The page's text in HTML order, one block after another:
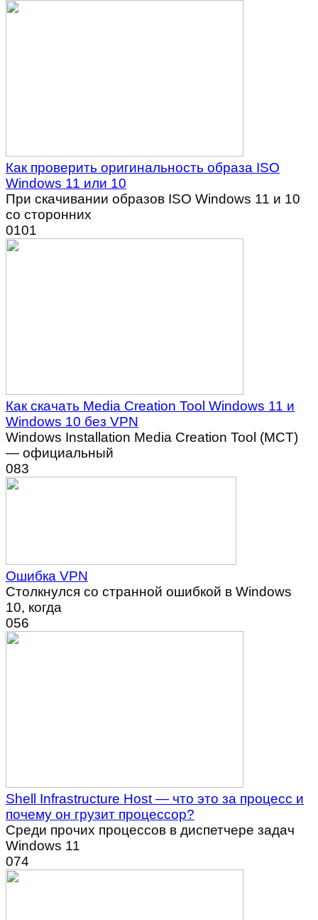
Как проверить оригинальность образа ISO
Windows 11 или 10
При скачивании образов ISO Windows 11 и 10
со сторонних
0101
Как скачать Media Creation Tool Windows 11 и
Windows 10 без VPN
Windows Installation Media Creation Tool (MCT)
— официальный
083
Ошибка VPN
Столкнулся со странной ошибкой в Windows
10, когда
056
Shell Infrastructure Host — что это за процесс и
почему он грузит процессор?
Среди прочих процессов в диспетчере задач
Windows 11
074